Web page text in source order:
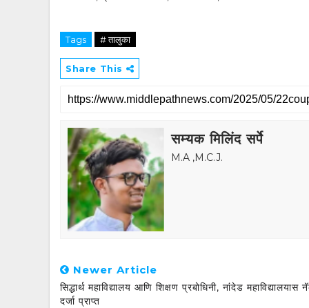
Tags # तालुका
Share This
सम्यक मिलिंद सर्पे
M.A ,M.C.J.
Newer Article
सिद्धार्थ महाविद्यालय आणि शिक्षण प्रबोधिनी, नांदेड महाविद्यालयास
दर्जा प्राप्त